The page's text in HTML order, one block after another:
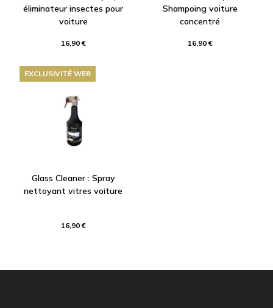
éliminateur insectes pour
voiture
16,90 €
Shampoing voiture
concentré
16,90 €
Glass Cleaner : Spray
nettoyant vitres voiture
16,90 €
EXCLUSIVITÉ WEB